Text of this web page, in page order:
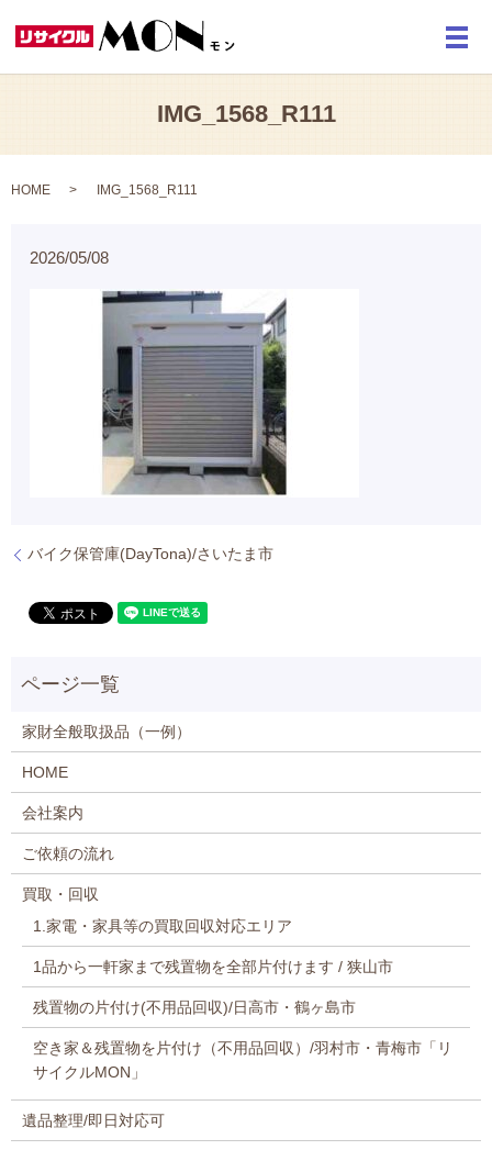
メ
IMG_1568_R111
HOME IMG_1568_R111
2026/05/08
バイク保管庫(DayTona)/さいたま市
家財全般取扱品（一例）
HOME
会社案内
ご依頼の流れ
買取・回収
1.家電・家具等の買取回収対応エリア
1品から一軒家まで残置物を全部片付けます / 狭山市
残置物の片付け(不用品回収)/日高市・鶴ヶ島市
空き家＆残置物を片付け（不用品回収）/羽村市・青梅市「リ
サイクルMON」
遺品整理/即日対応可